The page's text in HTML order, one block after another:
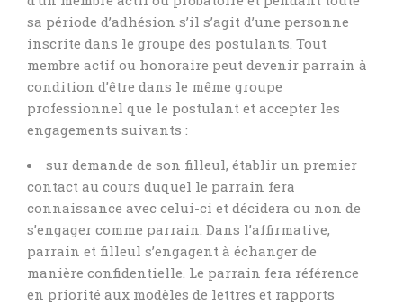
sa période d’adhésion s’il s’agit d’une personne
inscrite dans le groupe des postulants. Tout
membre actif ou honoraire peut devenir parrain à
condition d’être dans le même groupe
professionnel que le postulant et accepter les
engagements suivants :
sur demande de son filleul, établir un premier
contact au cours duquel le parrain fera
connaissance avec celui-ci et décidera ou non de
s’engager comme parrain. Dans l’affirmative,
parrain et filleul s’engagent à échanger de
manière confidentielle. Le parrain fera référence
en priorité aux modèles de lettres et rapports